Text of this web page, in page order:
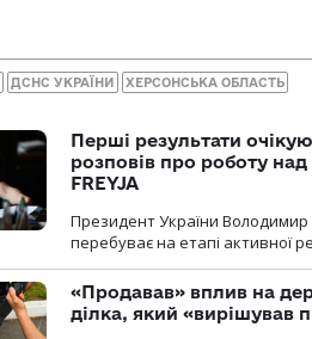
ДСНС УКРАЇНИ ХЕРСОНСЬКА ОБЛАСТЬ
Перші результати
розповів про роботу
FREYJA
Президент України Володимир
перебуває на етапі активної
«Продавав» вплив на
ділка, який «вирішував